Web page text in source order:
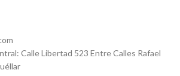
Calle Libertad 523 Entre Calles Rafael